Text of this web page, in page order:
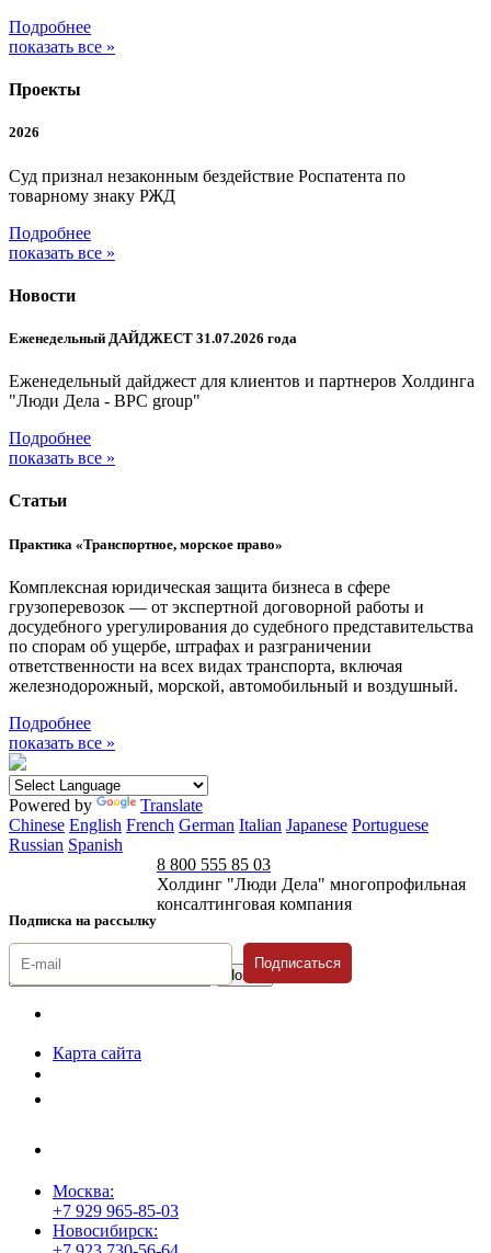
Подробнее
показать все »
Проекты
2026
Суд признал незаконным бездействие Роспатента по
товарному знаку РЖД
Подробнее
показать все »
Новости
Еженедельный ДАЙДЖЕСТ 31.07.2026 года
Еженедельный дайджест для клиентов и партнеров Холдинга
"Люди Дела - BPC group"
Подробнее
показать все »
Статьи
Практика «Транспортное, морское право»
Комплексная юридическая защита бизнеса в сфере
грузоперевозок — от экспертной договорной работы и
досудебного урегулирования до судебного представительства
по спорам об ущербе, штрафах и разграничении
ответственности на всех видах транспорта, включая
железнодорожный, морской, автомобильный и воздушный.
Подробнее
показать все »
Powered by
Translate
Chinese English French German Italian Japanese Portuguese
Russian Spanish
Подписка на рассылку
8 800 555 85 03
Холдинг "Люди Дела" многопрофильная
консалтинговая компания
Подписаться
Карта сайта
Москва:
+7 929 965-85-03
Новосибирск: